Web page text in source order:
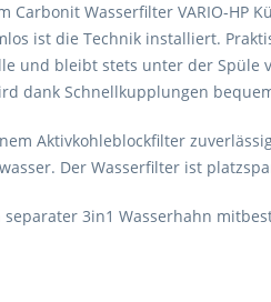
Carbonit Wasserfilter VARIO-
ist die Technik installiert.
und bleibt stets unter der
dank Schnellkupplungen
Aktivkohleblockfilter
Der Wasserfilter ist
3in1 Wasserhahn